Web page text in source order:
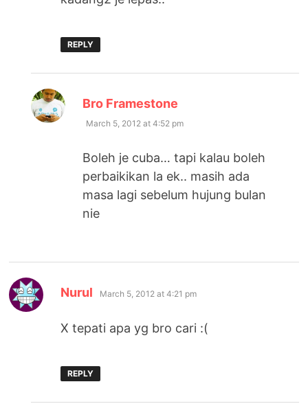
REPLY
Bro Framestone
March 5, 2012 at 4:52 pm
Boleh je cuba… tapi kalau boleh
perbaikikan la ek.. masih ada
masa lagi sebelum hujung bulan
nie
Nurul says:
March 5, 2012 at 4:21 pm
X tepati apa yg bro cari :(
REPLY